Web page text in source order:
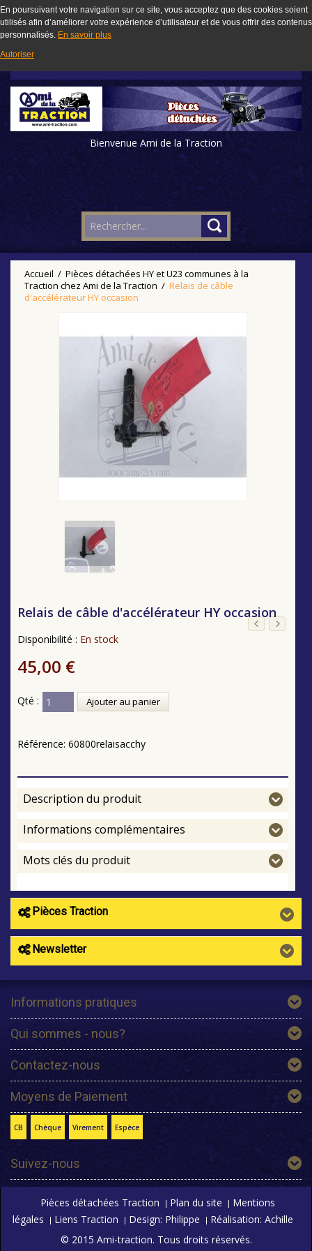
En poursuivant votre navigation sur ce site, vous acceptez que des cookies soient
utilisés afin d’améliorer votre expérience d’utilisateur et de vous offrir des contenus
personnalisés. En savoir plus
Autoriser
Bienvenue Ami de la Traction
Accueil / Pièces détachées HY et U23 communes à la
Traction chez Ami de la Traction / Relais de câble
d'accélérateur HY occasion
Relais de câble d'accélérateur HY occasion
Disponibilité : En stock
45,00 €
Qté : Ajouter au panier
Référence: 60800relaisacchy
Description du produit
Informations complémentaires
Mots clés du produit
Pièces Traction
Newsletter
Informations pratiques
Qui sommes - nous?
Contactez-nous
Moyens de Paiement
CB Chèque Virement Espèce
Suivez-nous
Pièces détachées Traction Plan du site
Mentions
légales
Liens Traction Design: Philippe
Réalisation: Achille
© 2015 Ami-traction. Tous droits réservés.